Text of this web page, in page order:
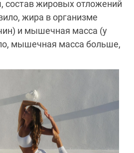
состав жировых отложений
жира в организме
и мышечная масса (у
мышечная масса больше,